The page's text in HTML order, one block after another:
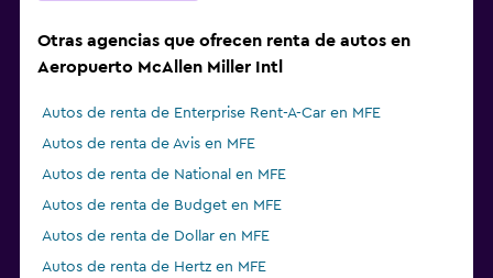
Otras agencias que ofrecen renta de autos en
Aeropuerto McAllen Miller Intl
Autos de renta de Enterprise Rent-A-Car en MFE
Autos de renta de Avis en MFE
Autos de renta de National en MFE
Autos de renta de Budget en MFE
Autos de renta de Dollar en MFE
Autos de renta de Hertz en MFE